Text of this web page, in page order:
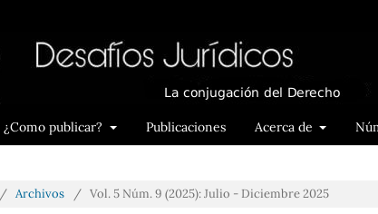
¿Como publicar? Publicaciones Acerca de
/ Archivos / Vol. 5 Núm. 9 (2025): Julio - Diciembre 2025